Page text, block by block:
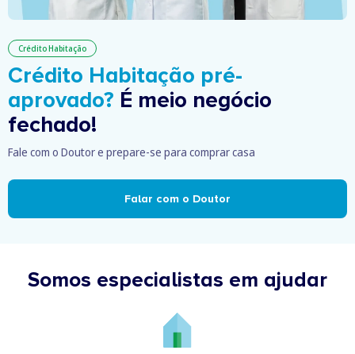
Crédito Habitação
Crédito Habitação pré-
aprovado? É meio negócio
fechado!
Fale com o Doutor e prepare-se para comprar casa
Falar com o Doutor
Somos especialistas em ajudar